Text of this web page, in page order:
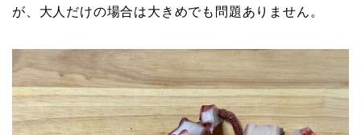
が、大人だけの場合は大きめでも問題ありません。